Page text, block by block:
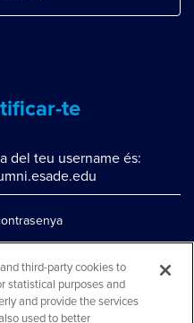
te
del teu username és:
whatsapp
02 17
third-party cookies to
statistical purposes and
and provide the services
used to better